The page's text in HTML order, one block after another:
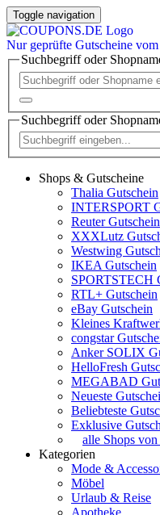
Toggle navigation
Nur geprüfte Gutscheine
Suchbegriff oder
Suchbegriff oder
Shops & Gutscheine
Thalia Gutschein
INTERSPORT
Reuter Gutschein
XXXLutz
Westwing
IKEA Gutschein
SPORTSTECH
RTL+ Gutschein
eBay Gutschein
Kleines
congstar
Anker SOLIX
HelloFresh
MEGABAD
Neueste
Beliebteste
Exklusive
alle Shops
Kategorien
Mode &
Möbel
Urlaub & Reise